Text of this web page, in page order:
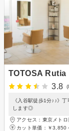
TOTOSA Rutia
3.8
《入谷駅徒歩1分♪♪》
します◎
アクセス：東京メト
カット単価： ￥3,850